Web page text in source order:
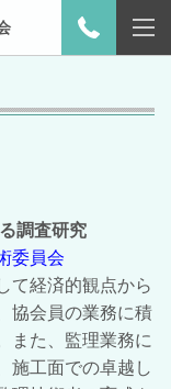
調査研究
委員会
て経済的観点から
協会員の業務に積
また、監理業務に
施工面での卓越し